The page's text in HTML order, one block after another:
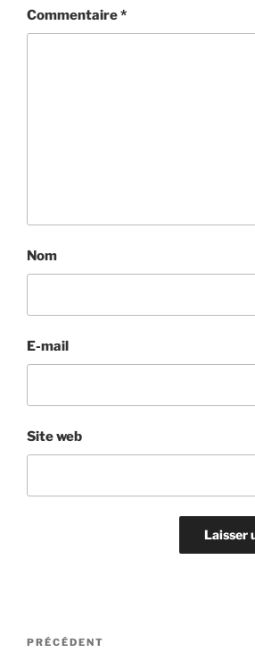
Commentaire*
Nom
E-mail
Site web
Navigation
Article
PRÉCÉDENT